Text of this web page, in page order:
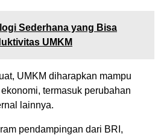
Sederhana yang Bisa
UMKM
UMKM diharapkan mampu
termasuk perubahan
lainnya.
pendampingan dari BRI,